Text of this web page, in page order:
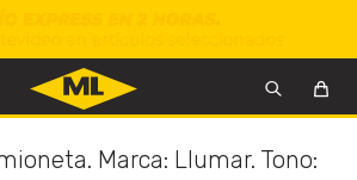
Marca: Llumar. Tono: